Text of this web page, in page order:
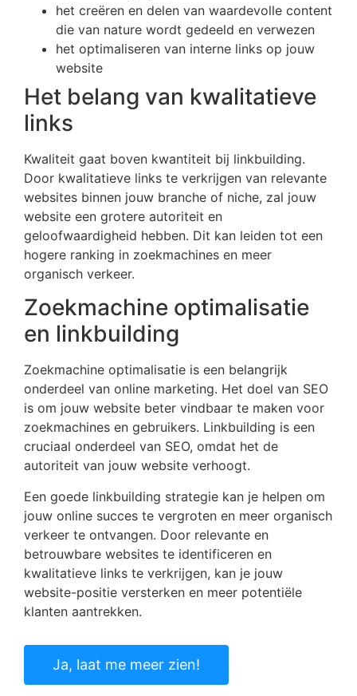
het creëren en delen van waardevolle content
die van nature wordt gedeeld en verwezen
het optimaliseren van interne links op jouw
website
Het belang van kwalitatieve
links
Kwaliteit gaat boven kwantiteit bij linkbuilding.
Door kwalitatieve links te verkrijgen van relevante
websites binnen jouw branche of niche, zal jouw
website een grotere autoriteit en
geloofwaardigheid hebben. Dit kan leiden tot een
hogere ranking in zoekmachines en meer
organisch verkeer.
Zoekmachine optimalisatie
en linkbuilding
Zoekmachine optimalisatie is een belangrijk
onderdeel van online marketing. Het doel van SEO
is om jouw website beter vindbaar te maken voor
zoekmachines en gebruikers. Linkbuilding is een
cruciaal onderdeel van SEO, omdat het de
autoriteit van jouw website verhoogt.
Een goede linkbuilding strategie kan je helpen om
jouw online succes te vergroten en meer organisch
verkeer te ontvangen. Door relevante en
betrouwbare websites te identificeren en
kwalitatieve links te verkrijgen, kan je jouw
website-positie versterken en meer potentiële
klanten aantrekken.
Ja, laat me meer zien!